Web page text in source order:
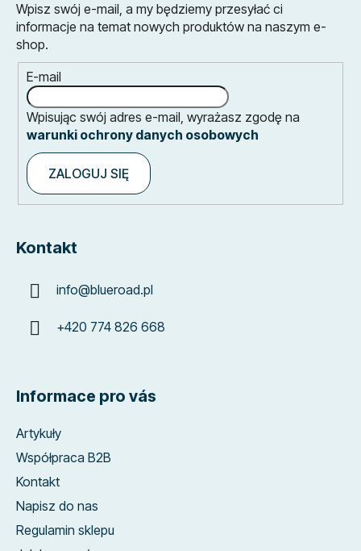
Wpisz swój e-mail, a my będziemy przesyłać ci
informacje na temat nowych produktów na naszym e-
shop.
E-mail
Wpisując swój adres e-mail, wyrażasz zgodę na
warunki ochrony danych osobowych
ZALOGUJ SIĘ
Kontakt
info@blueroad.pl
+420 774 826 668
Informace pro vás
Artykuły
Współpraca B2B
Kontakt
Napisz do nas
Regulamin sklepu